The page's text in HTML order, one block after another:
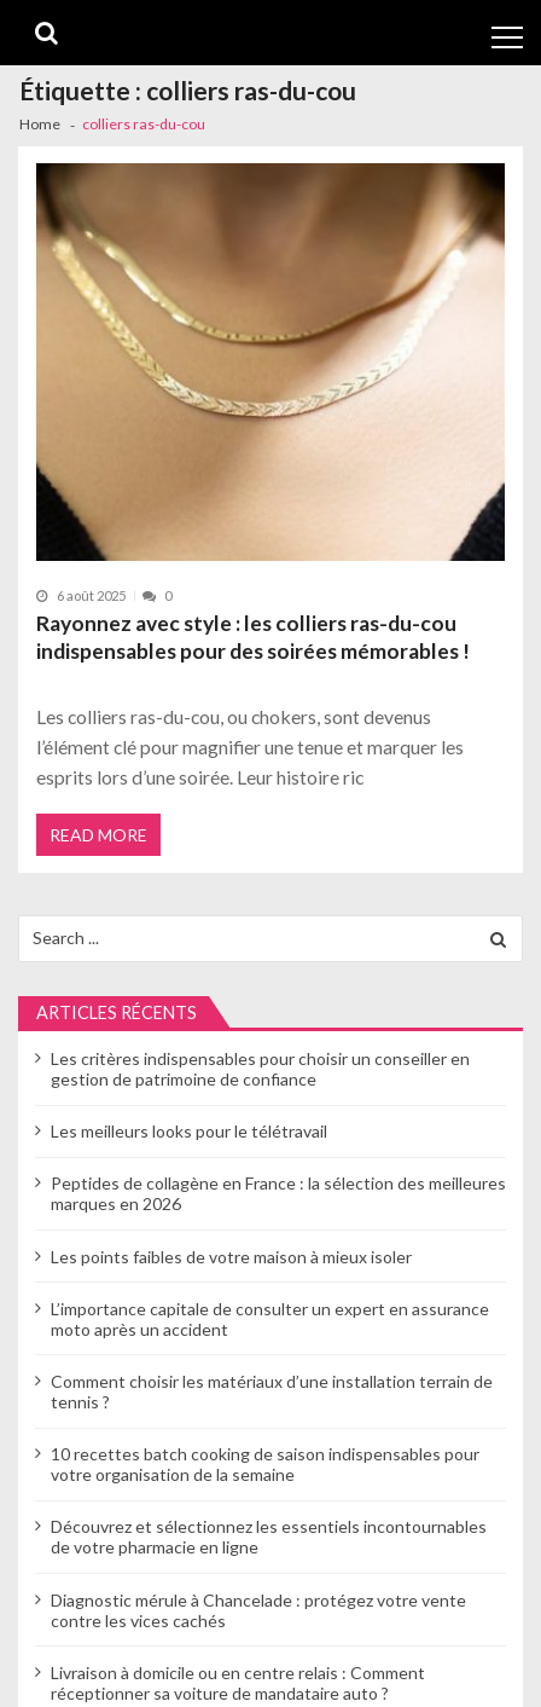
navigation
content
Étiquette : colliers ras-du-cou
Home colliers ras-du-cou
6 août 2025 0
Rayonnez avec style : les colliers ras-du-cou
indispensables pour des soirées mémorables !
Les colliers ras-du-cou, ou chokers, sont devenus
l’élément clé pour magnifier une tenue et marquer les
esprits lors d’une soirée. Leur histoire ric
READ MORE
for:
ARTICLES RÉCENTS
Les critères indispensables pour choisir un conseiller en
gestion de patrimoine de confiance
Les meilleurs looks pour le télétravail
Peptides de collagène en France : la sélection des meilleures
marques en 2026
Les points faibles de votre maison à mieux isoler
L’importance capitale de consulter un expert en assurance
moto après un accident
Comment choisir les matériaux d’une installation terrain de
tennis ?
10 recettes batch cooking de saison indispensables pour
votre organisation de la semaine
Découvrez et sélectionnez les essentiels incontournables
de votre pharmacie en ligne
Diagnostic mérule à Chancelade : protégez votre vente
contre les vices cachés
Livraison à domicile ou en centre relais : Comment
réceptionner sa voiture de mandataire auto ?